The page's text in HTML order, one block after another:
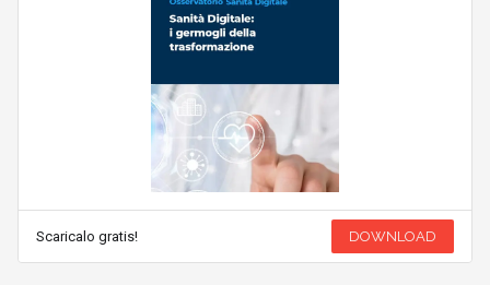
Scaricalo gratis! DOWNLOAD